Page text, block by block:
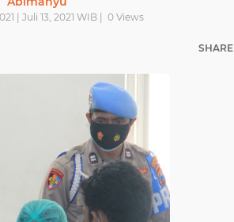
| Juli 13, 2021 WIB | 0 Views
SHARE